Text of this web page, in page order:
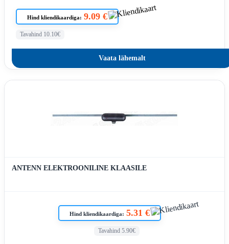
Hind kliendikaardiga: 9.09 €
Tavahind 10.10€
Vaata lähemalt
ANTENN ELEKTROONILINE KLAASILE
Hind kliendikaardiga: 5.31 €
Tavahind 5.90€